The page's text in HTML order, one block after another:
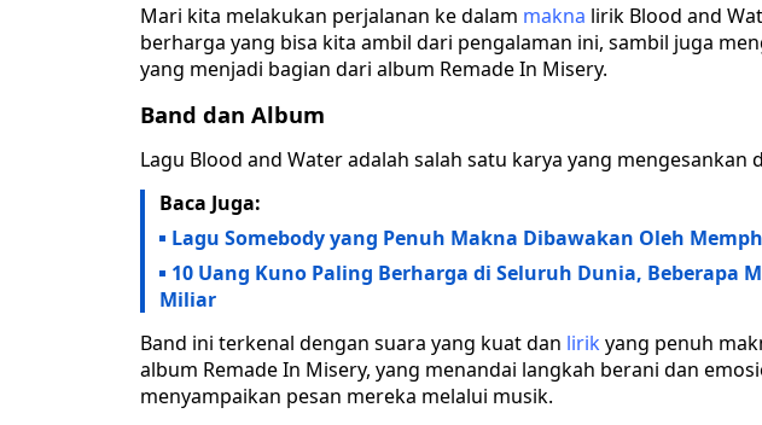
Mari kita melakukan perjalanan ke dalam makna lirik Blood and
berharga yang bisa kita ambil dari pengalaman ini, sambil juga
yang menjadi bagian dari album Remade In Misery.
Band dan Album
Lagu Blood and Water adalah salah satu karya yang mengesankan
Baca Juga:
Lagu Somebody yang Penuh Makna Dibawakan Oleh
10 Uang Kuno Paling Berharga di Seluruh Dunia, Beberapa
Miliar
Band ini terkenal dengan suara yang kuat dan lirikyang penuh
album Remade In Misery, yang menandai langkah berani dan
menyampaikan pesan mereka melalui musik.